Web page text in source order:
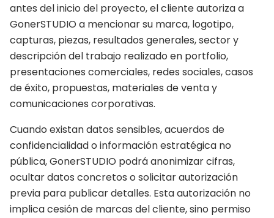
antes del inicio del proyecto, el cliente autoriza a
GonerSTUDIO a mencionar su marca, logotipo,
capturas, piezas, resultados generales, sector y
descripción del trabajo realizado en portfolio,
presentaciones comerciales, redes sociales, casos
de éxito, propuestas, materiales de venta y
comunicaciones corporativas.
Cuando existan datos sensibles, acuerdos de
confidencialidad o información estratégica no
pública, GonerSTUDIO podrá anonimizar cifras,
ocultar datos concretos o solicitar autorización
previa para publicar detalles. Esta autorización no
implica cesión de marcas del cliente, sino permiso